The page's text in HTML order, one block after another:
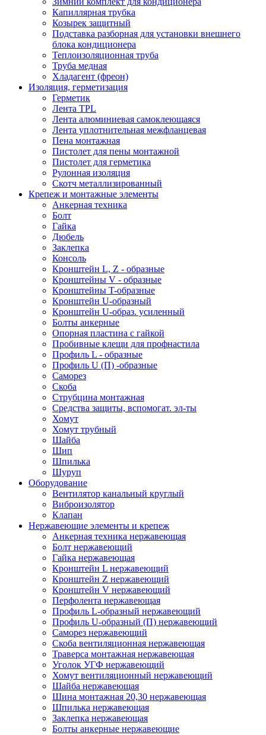
Капиллярная трубка
Козырек защитный
Подставка разборная для установки внешнего
блока кондиционера
Теплоизоляционная труба
Труба медная
Хладагент (фреон)
Изоляция, герметизация
Герметик
Лента TPL
Лента алюминиевая самоклеющаяся
Лента уплотнительная межфланцевая
Пена монтажная
Пистолет для пены монтажной
Пистолет для герметика
Рулонная изоляция
Скотч металлизированный
Крепеж и монтажные элементы
Анкерная техника
Болт
Гайка
Дюбель
Заклепка
Консоль
Кронштейн L, Z - образные
Кронштейны V - образные
Кронштейны T-образные
Кронштейн U-образный
Кронштейн U-образ. усиленный
Болты анкерные
Опорная пластина с гайкой
Пробивные клещи для профнастила
Профиль L - образные
Профиль U (П) -образные
Саморез
Скоба
Струбцина монтажная
Средства защиты, вспомогат. эл-ты
Хомут
Хомут трубный
Шайба
Шип
Шпилька
Шуруп
Оборудование
Вентилятор канальный круглый
Виброизолятор
Клапан
Нержавеющие элементы и крепеж
Анкерная техника нержавеющая
Болт нержавеющий
Гайка нержавеющая
Кронштейн L нержавеющий
Кронштейн Z нержавеющий
Кронштейн V нержавеющий
Перфолента нержавеющая
Профиль L-образный нержавеющий
Профиль U-образный (П) нержавеющий
Саморез нержавеющий
Скоба вентиляционная нержавеющая
Траверса монтажная нержавеющая
Уголок УГФ нержавеющий
Хомут вентиляционный нержавеющий
Шайба нержавеющая
Шина монтажная 20,30 нержавеющая
Шпилька нержавеющая
Заклепка нержавеющая
Болты анкерные нержавеющие